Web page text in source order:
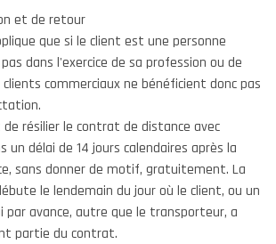
et de retour
que si le client est une personne
dans l'exercice de sa profession ou de
commerciaux ne bénéficient donc pas
de résilier le contrat de distance avec
un délai de 14 jours calendaires après la
sans donner de motif, gratuitement. La
le lendemain du jour où le client, ou un
par avance, autre que le transporteur, a
partie du contrat.